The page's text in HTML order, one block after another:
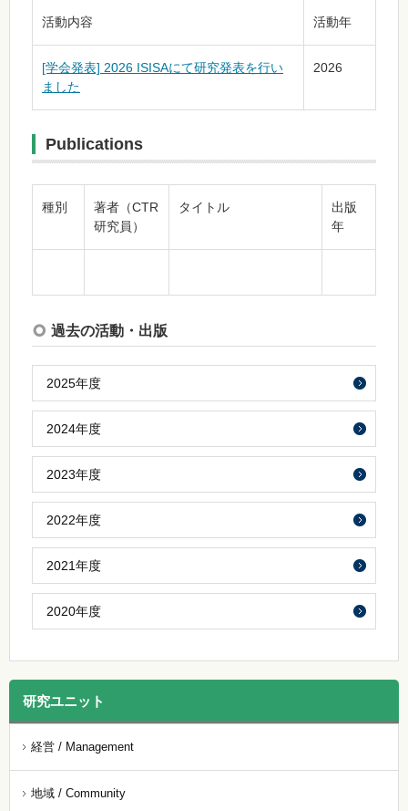
活動内容 活動年
[学会発表] 2026 ISISAにて研究発表を行い
ました
2026
Publications
種別
著者（CTR
研究員）
タイトル
出版
年
過去の活動・出版
2025年度
2024年度
2023年度
2022年度
2021年度
2020年度
研究ユニット
経営 / Management
地域 / Community